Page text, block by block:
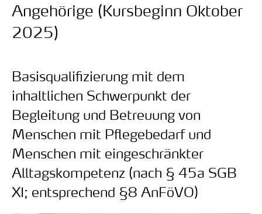
Angehörige (Kursbeginn Oktober
2025)
Basisqualifizierung mit dem
inhaltlichen Schwerpunkt der
Begleitung und Betreuung von
Menschen mit Pflegebedarf und
Menschen mit eingeschränkter
Alltagskompetenz (nach § 45a SGB
XI; entsprechend §8 AnFöVO)